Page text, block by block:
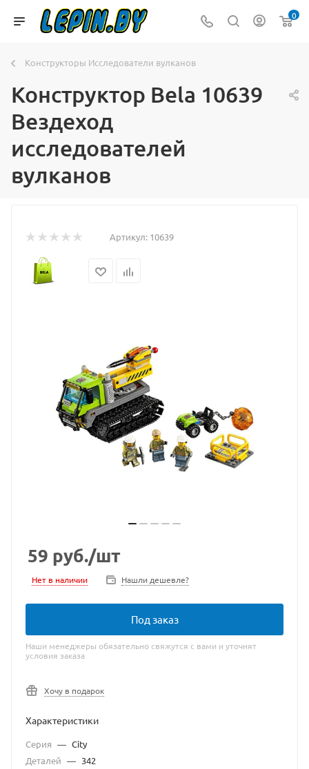
0
Конструкторы Исследователи вулканов
Конструктор Bela 10639
Вездеход
исследователей
вулканов
Артикул: 10639
59 руб./шт
Нет в наличии Нашли дешевле?
Под заказ
Наши менеджеры обязательно свяжутся с вами и уточнят
условия заказа
Хочу в подарок
Характеристики
Серия — City
Деталей — 342